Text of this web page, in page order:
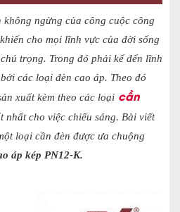
ngừng của công cuộc công
cho mọi lĩnh vực của đời sống
trọng. Trong đó phải kể đến lĩnh
các loại đèn cao áp. Theo đó
xuất kèm theo các loại cần
nhất cho việc chiếu sáng. Bài viết
loại cần đèn được ưa chuộng
áp kép PN12-K.